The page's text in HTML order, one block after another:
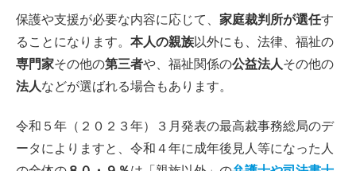
保護や支援が必要な内容に応じて、 家庭裁判所が選任す
ることになります。 本人の親族以外にも、法律、福祉の
専門家その他の第三者や、福祉関係の公益法人その他の
法人などが選ばれる場合もあります。
令和５年（２０２３年）３月発表の最高裁事務総局のデ
ータによりますと、令和４年に成年後見人等になった人